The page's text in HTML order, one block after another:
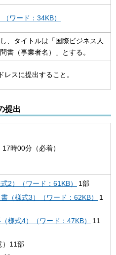
ワード：34KB）
、タイトルは「国際ビジネス人
書（事業者名）」とする。
スに提出すること。
提出
時00分（必着）
2）（ワード：61KB）
1部
（様式3）（ワード：62KB）
1
様式4）（ワード：47KB）
11
）11部